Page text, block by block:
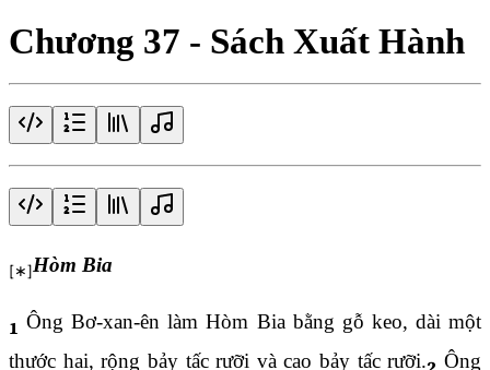
Chương 37 - Sách Xuất Hành
Hòm Bia
1 Ông Bơ-xan-ên làm Hòm Bia bằng gỗ keo, dài một
thước hai, rộng bảy tấc rưỡi và cao bảy tấc rưỡi.
Ông